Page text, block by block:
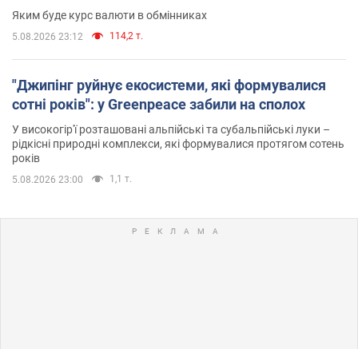
Яким буде курс валюти в обмінниках
5.08.2026 23:12 114,2 т.
"Джипінг руйнує екосистеми, які формувалися
сотні років": у Greenpeace забили на сполох
У високогір'ї розташовані альпійські та субальпійські луки –
рідкісні природні комплекси, які формувалися протягом сотень
років
5.08.2026 23:00 1,1 т.